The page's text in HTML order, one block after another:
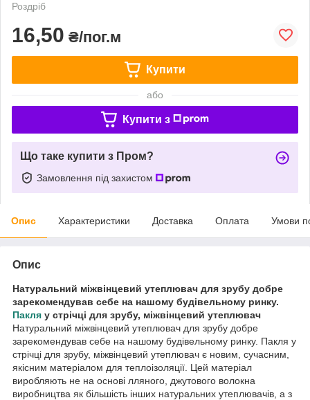
Роздріб
16,50 ₴/пог.м
Купити
або
Купити з
Що таке купити з Пром?
Замовлення під захистом
Опис Характеристики Доставка Оплата Умови
Опис
Натуральний міжвінцевий утеплювач для зрубу добре
зарекомендував себе на нашому будівельному ринку.
Пакля у стрічці для зрубу, міжвінцевий утеплювач
Натуральний міжвінцевий утеплювач для зрубу добре
зарекомендував себе на нашому будівельному ринку. Пакля у
стрічці для зрубу, міжвінцевий утеплювач є новим, сучасним,
якісним матеріалом для теплоізоляції. Цей матеріал
виробляють не на основі лляного, джутового волокна
виробництва як більшість інших натуральних утеплювачів, а з